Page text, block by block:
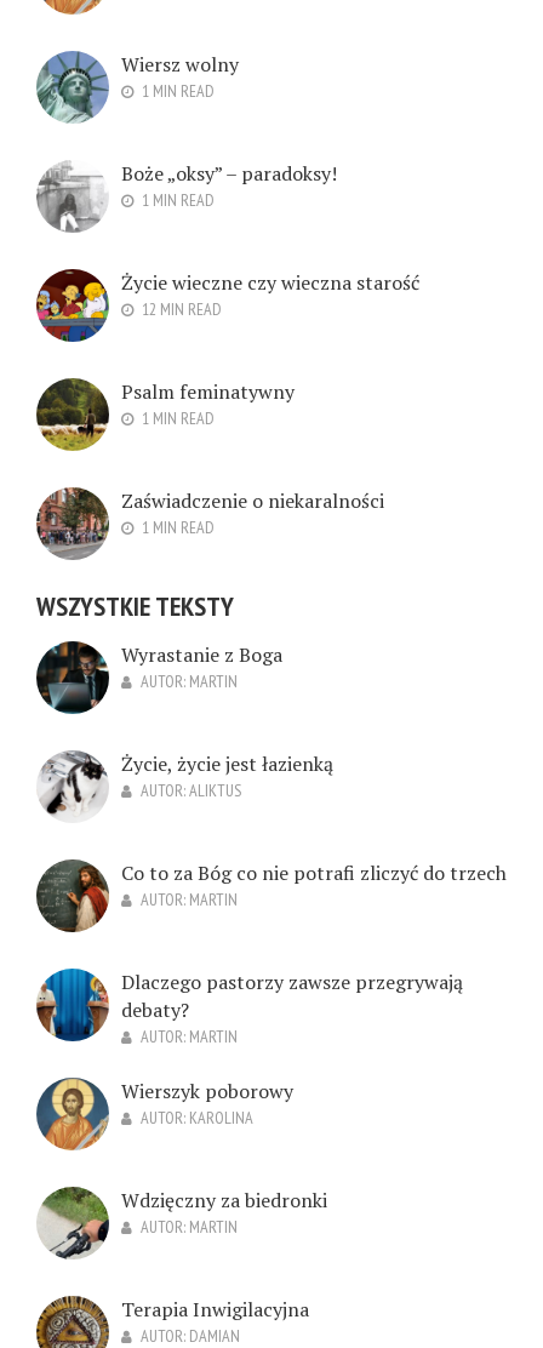
Wiersz wolny
1 MIN READ
Boże „oksy” – paradoksy!
1 MIN READ
Życie wieczne czy wieczna starość
12 MIN READ
Psalm feminatywny
1 MIN READ
Zaświadczenie o niekaralności
1 MIN READ
WSZYSTKIE TEKSTY
Wyrastanie z Boga
AUTOR: MARTIN
Życie, życie jest łazienką
AUTOR:ALIKTUS
Co to za Bóg co nie potrafi zliczyć do trzech
AUTOR: MARTIN
Dlaczego pastorzy zawsze przegrywają
debaty?
AUTOR: MARTIN
Wierszyk poborowy
AUTOR: KAROLINA
Wdzięczny za biedronki
AUTOR: MARTIN
Terapia Inwigilacyjna
AUTOR: DAMIAN